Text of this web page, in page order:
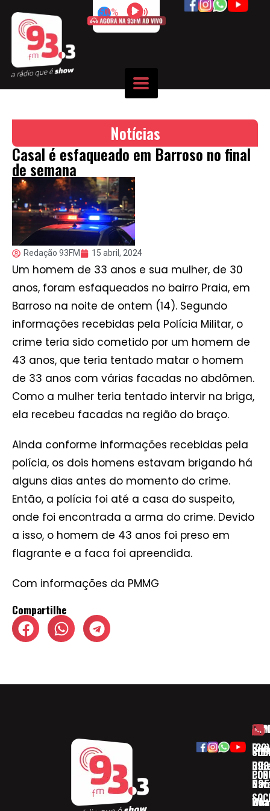
50%
Notícias
Casal é esfaqueado em Barroso no final
de semana
Redação 93FM 15 abril, 2024
Um homem de 33 anos e sua mulher, de 30
anos, foram esfaqueados no bairro Praia, em
Barroso na noite de ontem (14). Segundo
informações recebidas pela Polícia Militar, o
crime teria sido cometido por um homem de
43 anos, que teria tentado matar o homem
de 33 anos com várias facadas no abdômen.
Como a mulher teria tentado intervir na briga,
ela recebeu facadas na região do braço.
Ainda conforme informações recebidas pela
polícia, os dois homens estavam brigando há
alguns dias antes do momento do crime.
Então, a polícia foi até a casa do suspeito,
onde foi encontrada a arma do crime. Devido
a isso, o homem de 43 anos foi preso em
flagrante e a faca foi apreendida.
Com informações da PMMG
Compartilhe
(32)